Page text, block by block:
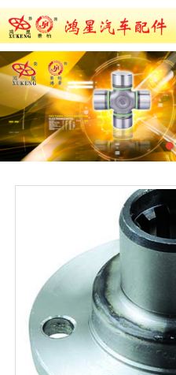
首页 产品展示 新闻动态 图库展示